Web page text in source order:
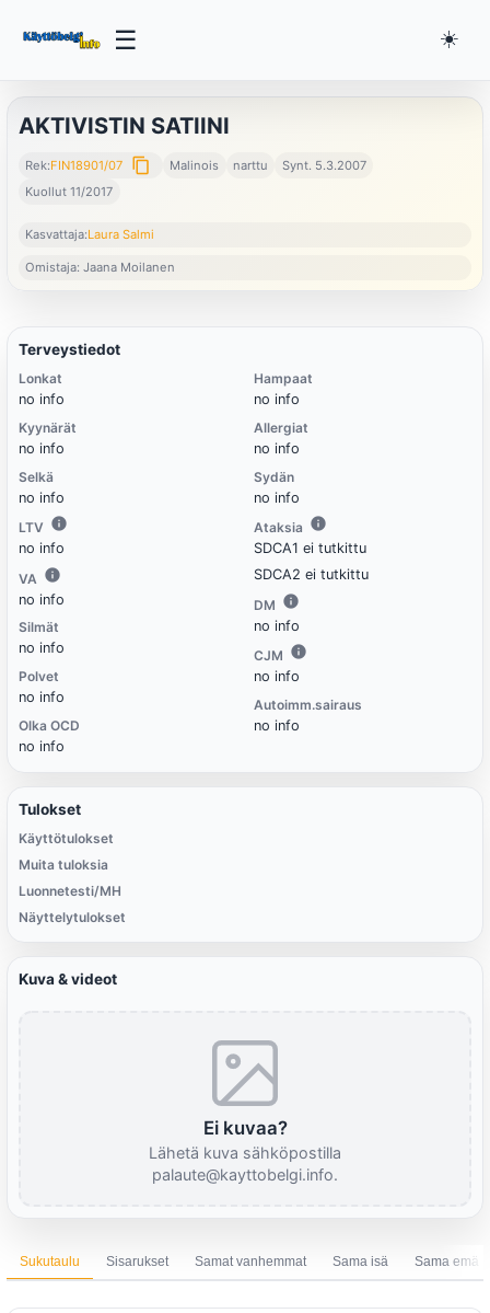
☰ ☀️
AKTIVISTIN SATIINI
Rek:FIN18901/07 content_copy Malinois narttu
Synt. 5.3.2007
Kuollut 11/2017
Kasvattaja:Laura Salmi
Omistaja: Jaana Moilanen
Terveystiedot
Lonkat
no info
Kyynärät
no info
Selkä
no info
LTV
no info
VA
no info
Silmät
no info
Polvet
no info
Olka OCD
no info
Hampaat
no info
Allergiat
no info
Sydän
no info
Ataksia
SDCA1 ei tutkittu
SDCA2 ei tutkittu
DM
no info
CJM
no info
Autoimm.sairaus
no info
Tulokset
Käyttötulokset
Muita tuloksia
Luonnetesti/MH
Näyttelytulokset
Kuva & videot
Ei kuvaa?
Lähetä kuva sähköpostilla
palaute@kayttobelgi.info.
Sukutaulu Sisarukset Samat vanhemmat Sama isä Sama emä